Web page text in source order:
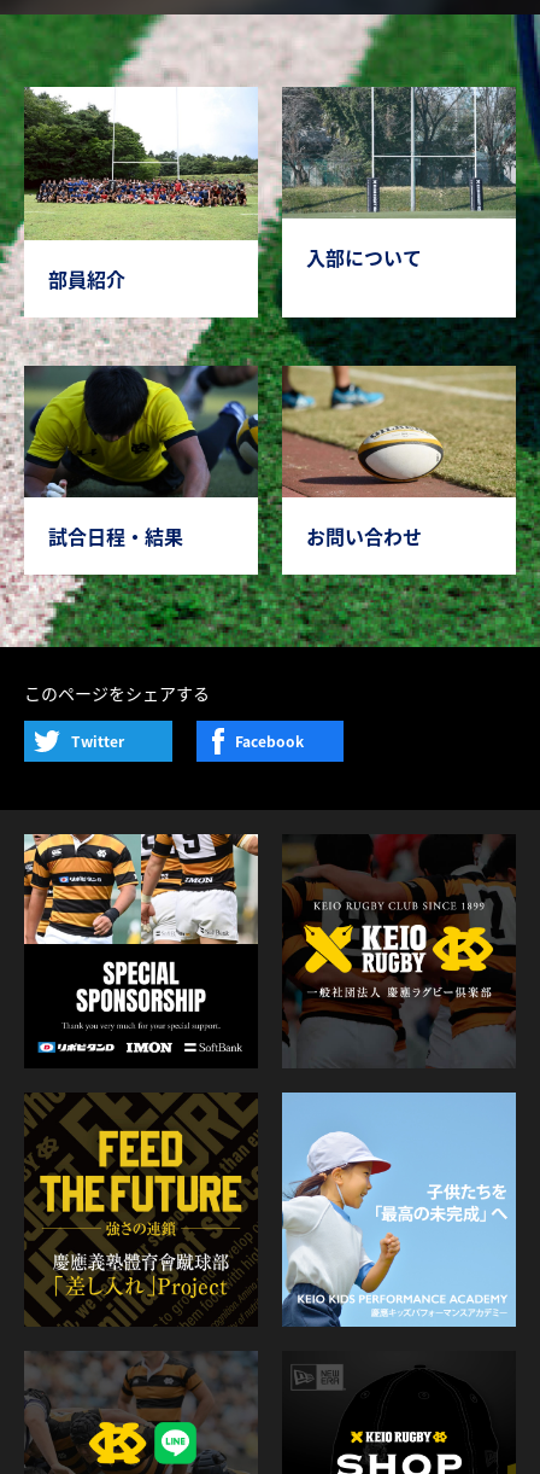
部員紹介
入部について
試合日程・結果 お問い合わせ
このページをシェアする
Twitter Facebook